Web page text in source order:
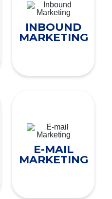
INBOUND
MARKETING
E-MAIL
MARKETING